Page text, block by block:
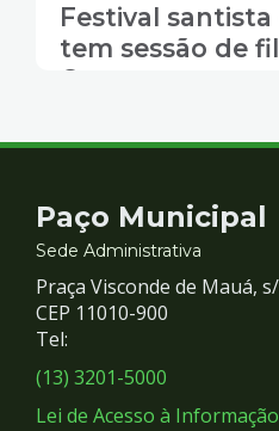
Festival
tem sessão de
Guarany
Contato
e
Redes
Sociais
Paço Municipal
Sede Administrativa
Praça Visconde de Mauá,
CEP 11010-900
Tel:
(13) 3201-5000
Lei de Acesso à Informação